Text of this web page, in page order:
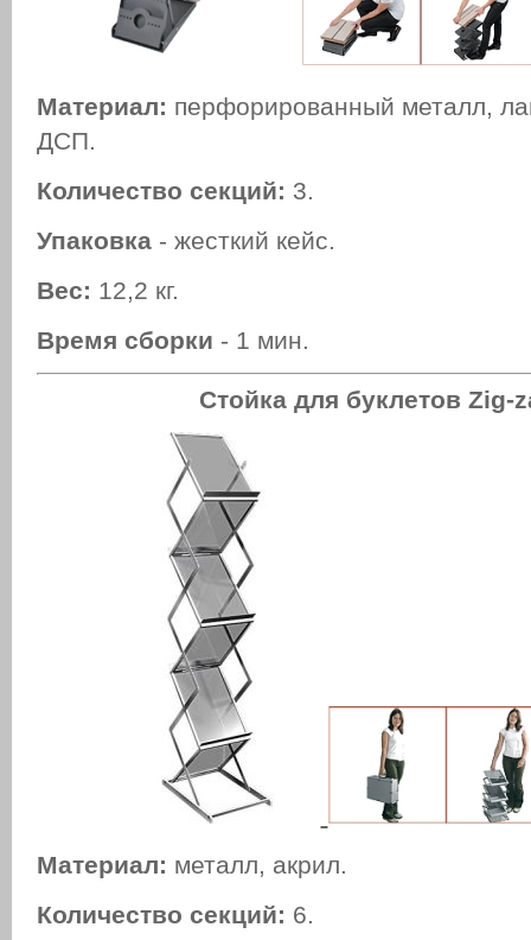
Материал: перфорированный металл,
ДСП.
Количество секций: 3.
Упаковка - жесткий кейс.
Вес: 12,2 кг.
Время сборки - 1 мин.
Стойка для буклетов Zig-
Материал: металл, акрил.
Количество секций: 6.